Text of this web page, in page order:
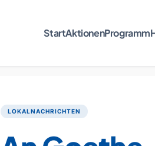
StartAktionenProgramm
LOKALNACHRICHTEN